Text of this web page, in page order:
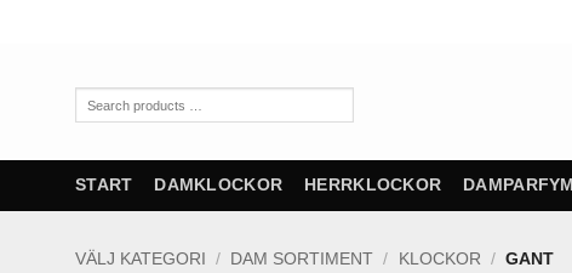
START DAMKLOCKOR HERRKLOCKOR DAMPARFYM
VÄLJ KATEGORI / DAM SORTIMENT / KLOCKOR / GANT